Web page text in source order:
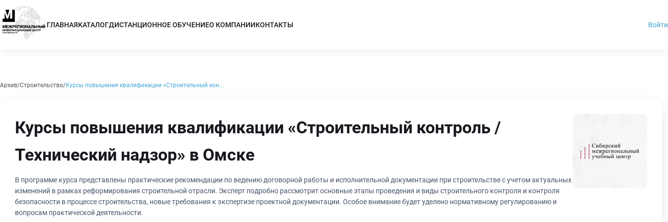
ГЛАВНАЯКАТАЛОГДИСТАНЦИОННОЕ ОБУЧЕНИЕО КОМПАНИИКОНТАКТЫ Войти
Архив Строительство Курсы повышения квалификации «Строительный кон...
Курсы повышения квалификации «Строительный контроль /
Технический надзор» в Омске
В программе курса представлены практические рекомендации по ведению договорной работы и исполнительной документации при строительстве с учетом актуальных
изменений в рамках реформирования строительной отрасли. Эксперт подробно рассмотрит основные этапы проведения и виды строительного контроля и контроля
безопасности в процессе строительства, новые требования к экспертизе проектной документации. Особое внимание будет уделено нормативному регулированию и
вопросам практической деятельности.